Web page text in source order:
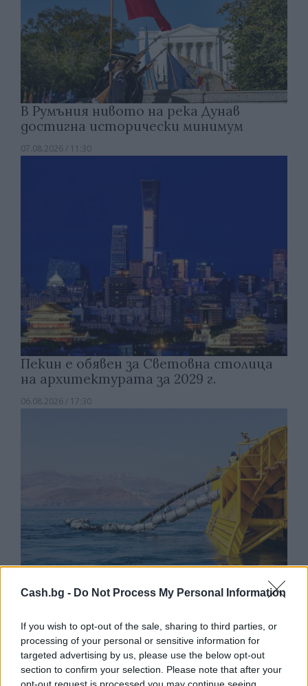
Cash.bg - Do Not Process My Personal Information
If you wish to opt-out of the sale, sharing to third parties, or
processing of your personal or sensitive information for
targeted advertising by us, please use the below opt-out
section to confirm your selection. Please note that after your
opt-out request is processed you may continue seeing
В Румъния нивото на река Дунав
достигна исторически минимум
07.08.2026 / 11:30
Пекин е обявен за Световна столица
на архитектурата за 2029 г.
06.08.2026 / 17:30
изграждането на интерконектора
между Гърция и Кипър
06.08.2026 / 17:06